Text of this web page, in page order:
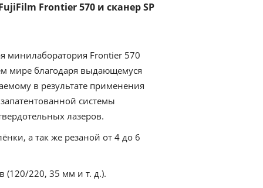
Frontier 570 и сканер SP
минилаборатория Frontier 570
мире благодаря выдающемуся
в результате применения
системы
лазеров.
а так же резаной от 4 до 6
(120/220, 35 мм и т. д.).